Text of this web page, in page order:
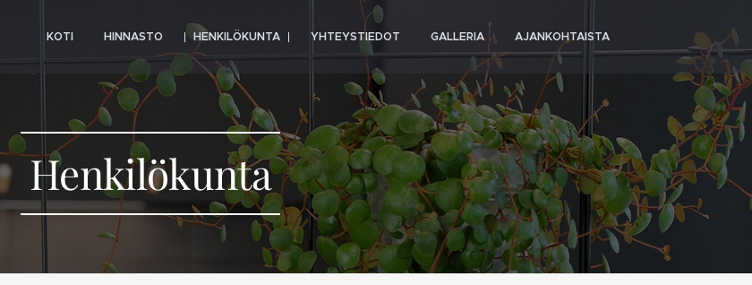
KOTI HINNASTO HENKILÖKUNTA YHTEYSTIEDOT GALLERIA AJANKOHTAISTA
Henkilökunta